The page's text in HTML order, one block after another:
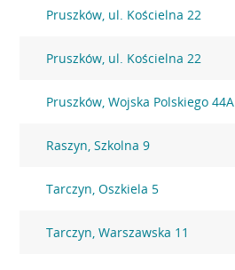
Pruszków, ul. Kościelna 22
Pruszków, ul. Kościelna 22
Pruszków, Wojska Polskiego 44A
Raszyn, Szkolna 9
Tarczyn, Oszkiela 5
Tarczyn, Warszawska 11